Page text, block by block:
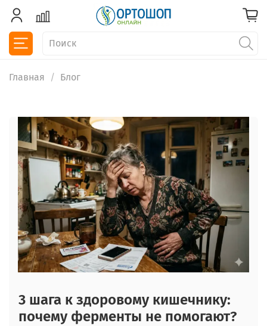
Главная Блог
3 шага к здоровому кишечнику:
почему ферменты не помогают?